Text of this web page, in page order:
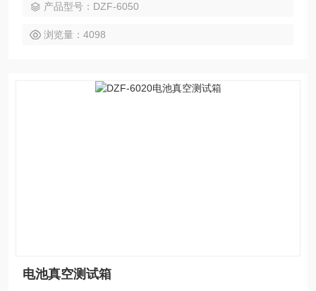
产品型号：DZF-6050
浏览量：4098
电池真空测试箱